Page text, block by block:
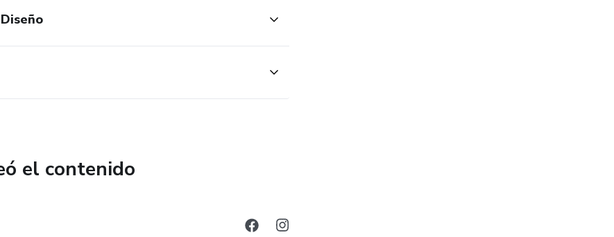
y su importancia en la conexión con la naturaleza.
el contenido